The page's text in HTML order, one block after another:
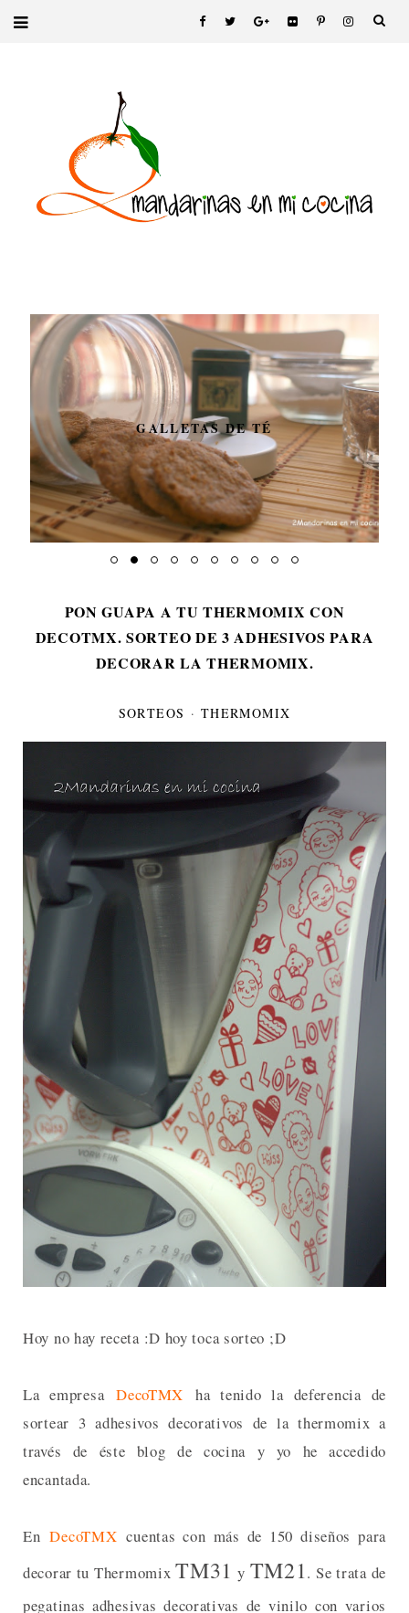
GALLETAS DE TÉ
PON GUAPA A TU THERMOMIX CON
DECOTMX. SORTEO DE 3 ADHESIVOS PARA
DECORAR LA THERMOMIX.
SORTEOS · THERMOMIX
Hoy no hay receta :D hoy toca sorteo ;D
La empresaDecoTMX ha tenido la deferencia de
sortear 3 adhesivos decorativos de la thermomix a
través de éste blog de cocina y yo he accedido
encantada.
EnDecoTMX cuentas con más de 150 diseños para
decorar tu ThermomixTM31 y TM21. Se trata de
pegatinas adhesivas decorativas de vinilo con varios